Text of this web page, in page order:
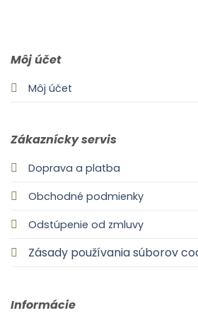
Môj účet
Môj účet
Zákaznícky servis
Doprava a platba
Obchodné podmienky
Odstúpenie od zmluvy
Zásady používania súborov
Informácie